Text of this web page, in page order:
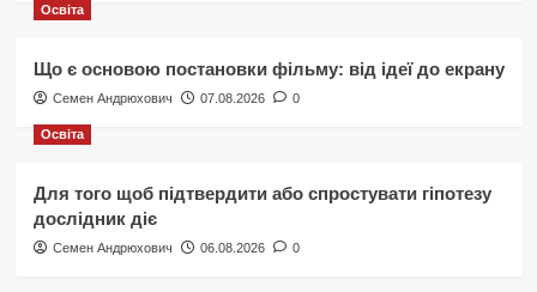
Освіта
Що є основою постановки фільму: від ідеї до екрану
Семен Андрюхович 07.08.2026 0
Освіта
Для того щоб підтвердити або спростувати гіпотезу
дослідник діє
Семен Андрюхович 06.08.2026 0